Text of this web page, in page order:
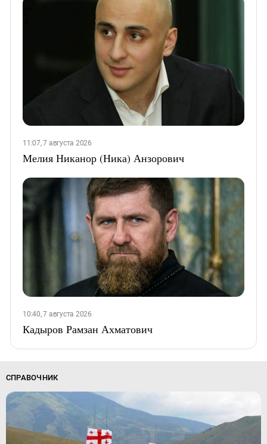
11:07, 7 августа 2026
Мелия Никанор (Ника) Анзорович
10:40, 7 августа 2026
Кадыров Рамзан Ахматович
СПРАВОЧНИК